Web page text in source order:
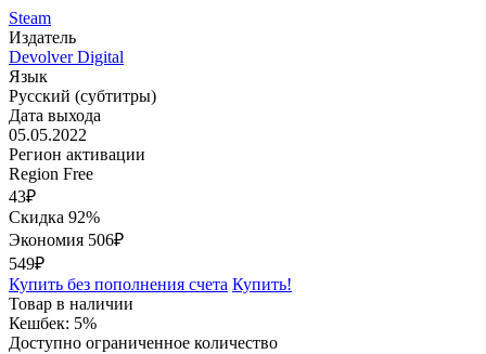
Steam
Издатель
Devolver Digital
Язык
Русский (субтитры)
Дата выхода
05.05.2022
Регион активации
Region Free
43₽
Скидка 92%
Экономия 506₽
549₽
Купить без пополнения счета Купить!
Товар в наличии
Кешбек: 5%
Доступно ограниченное количество